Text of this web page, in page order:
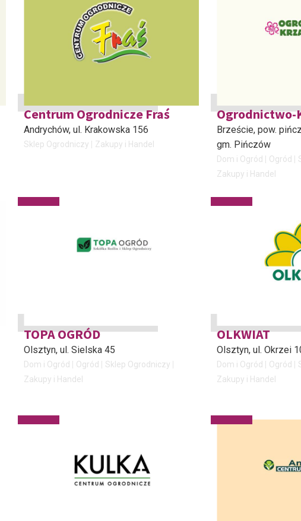
Centrum Ogrodnicze Fraś
Andrychów, ul. Krakowska 156
Sklep Ogrodniczy Zakupy i Handel
Ogrodnictwo-
Brzeście, pow.
gm. Pińczów
Dom i Ogród Ogród
Zakupy i Handel
TOPA OGRÓD
Olsztyn, ul. Sielska 45
Dom i Ogród Ogród
Sklep Ogrodniczy
Zakupy i Handel
OLKWIAT
Olsztyn, ul. Okrzei
Dom i Ogród Ogród
Zakupy i Handel